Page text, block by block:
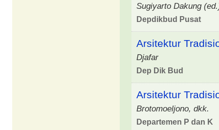
Sugiyarto Dakung
Depdikbud Pusat
Arsitektur
Djafar
Dep Dik Bud
Arsitektur
Brotomoeljono, dkk.
Departemen P dan K